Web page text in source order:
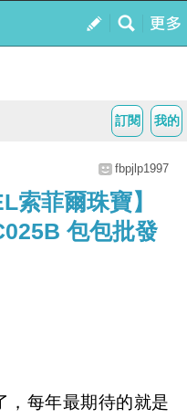
我的
訂閱
fbpjlp1997
索菲爾珠寶】
包包批發
，每年最期待的就是